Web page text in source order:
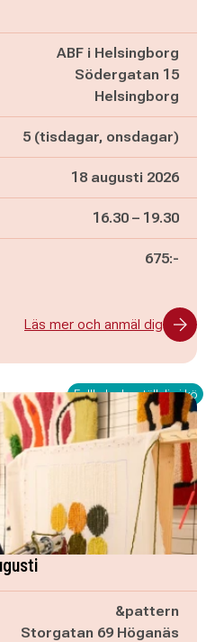
ABF i Helsingborg
Södergatan 15
Helsingborg
5 (tisdagar, onsdagar)
18 augusti 2026
Pågår mellan
16.30 – och
19.30
675:-
Läs mer och anmäl dig
Fullbokad – ställ dig i kö
&pattern
Storgatan 69 Höganäs